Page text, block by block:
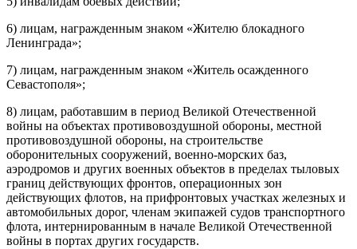
6) лицам, награжденным знаком «Жителю блокадного
Ленинграда»;
7) лицам, награжденным знаком «Житель осажденного
Севастополя»;
8) лицам, работавшим в период Великой Отечественной
войны на объектах противовоздушной обороны, местной
противовоздушной обороны, на строительстве
оборонительных сооружений, военно-морских баз,
аэродромов и других военных объектов в пределах тыловых
границ действующих фронтов, операционных зон
действующих флотов, на прифронтовых участках железных и
автомобильных дорог, членам экипажей судов транспортного
флота, интернированным в начале Великой Отечественной
войны в портах других государств.